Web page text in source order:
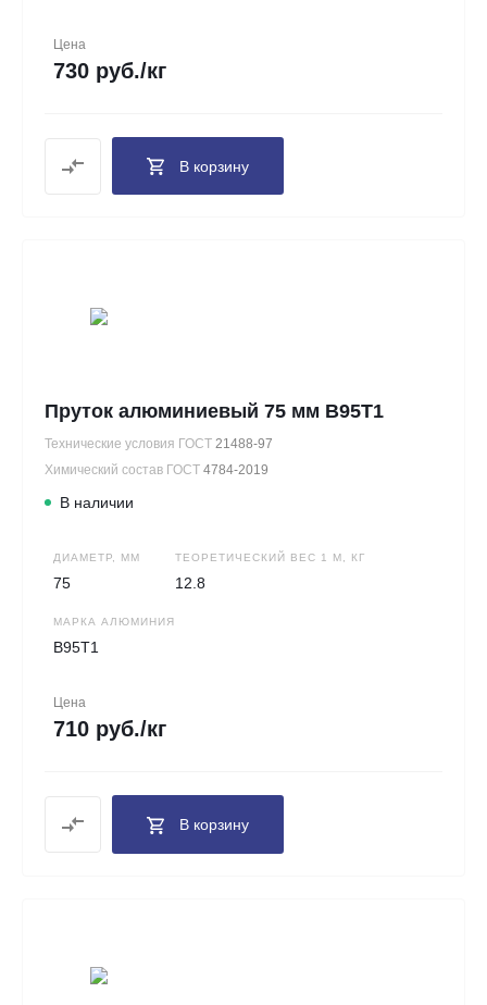
Цена
730 руб./кг
В корзину
Пруток алюминиевый 75 мм В95Т1
Технические условия ГОСТ 21488-97
Химический состав ГОСТ 4784-2019
В наличии
ДИАМЕТР, ММ
75
ТЕОРЕТИЧЕСКИЙ ВЕС 1 М, КГ
12.8
МАРКА АЛЮМИНИЯ
В95Т1
Цена
710 руб./кг
В корзину